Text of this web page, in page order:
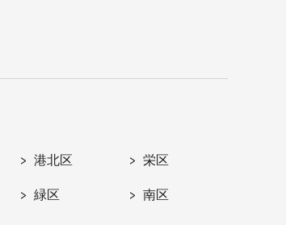
港北区 栄区
緑区 南区